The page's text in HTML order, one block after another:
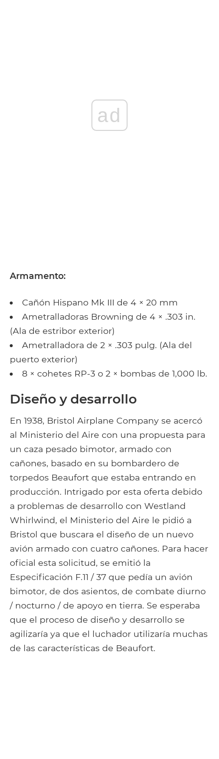
ad
Armamento:
Cañón Hispano Mk III de 4 × 20 mm
Ametralladoras Browning de 4 × .303 in.
(Ala de estribor exterior)
Ametralladora de 2 × .303 pulg. (Ala del
puerto exterior)
8 × cohetes RP-3 o 2 × bombas de 1,000 lb.
Diseño y desarrollo
En 1938, Bristol Airplane Company se acercó
al Ministerio del Aire con una propuesta para
un caza pesado bimotor, armado con
cañones, basado en su bombardero de
torpedos Beaufort que estaba entrando en
producción. Intrigado por esta oferta debido
a problemas de desarrollo con Westland
Whirlwind, el Ministerio del Aire le pidió a
Bristol que buscara el diseño de un nuevo
avión armado con cuatro cañones. Para hacer
oficial esta solicitud, se emitió la
Especificación F.11 / 37 que pedía un avión
bimotor, de dos asientos, de combate diurno
/ nocturno / de apoyo en tierra. Se esperaba
que el proceso de diseño y desarrollo se
agilizaría ya que el luchador utilizaría muchas
de las características de Beaufort.